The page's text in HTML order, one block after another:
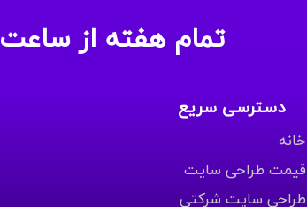
تمام هفته از ساعت 9 الی 12 پاسخگوی شما عزیزان هستیم.
دسترسی سریع
خانه
قیمت طراحی سایت
طراحی سایت شرکتی